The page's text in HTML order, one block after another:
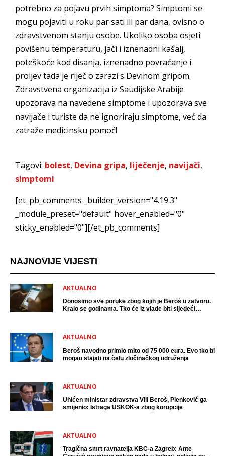
potrebno za pojavu prvih simptoma? Simptomi se
mogu pojaviti u roku par sati ili par dana, ovisno o
zdravstvenom stanju osobe. Ukoliko osoba osjeti
povišenu temperaturu, jači i iznenadni kašalj,
poteškoće kod disanja, iznenadno povraćanje i
proljev tada je riječ o zarazi s Devinom gripom.
Zdravstvena organizacija iz Saudijske Arabije
upozorava na navedene simptome i upozorava sve
navijače i turiste da ne ignoriraju simptome, već da
zatraže medicinsku pomoć!
Tagovi: bolest, Devina gripa, liječenje, navijači,
simptomi
[et_pb_comments _builder_version="4.19.3"
_module_preset="default" hover_enabled="0"
sticky_enabled="0"][/et_pb_comments]
NAJNOVIJE VIJESTI
AKTUALNO
Donosimo sve poruke zbog kojih je Beroš u zatvoru.
Kralo se godinama. Tko će iz vlade biti sljedeći
AKTUALNO
Beroš navodno primio mito od 75 000 eura. Evo tko bi
mogao stajati na čelu zločinačkog udruženja
AKTUALNO
Uhićen ministar zdravstva Vili Beroš, Plenković ga
smijenio: Istraga USKOK-a zbog korupcije
AKTUALNO
Tragična smrt ravnatelja KBC-a Zagreb: Ante